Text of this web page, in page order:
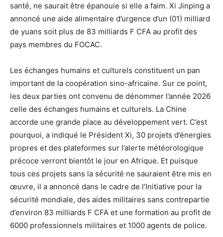
santé, ne saurait être épanouie si elle a faim. Xi Jinping a
annoncé une aide alimentaire d’urgence d’un (01) milliard
de yuans soit plus de 83 milliards F CFA au profit des
pays membres du FOCAC.
Les échanges humains et culturels constituent un pan
important de la coopération sino-africaine. Sur ce point,
les deux parties ont convenu de dénommer l’année 2026
celle des échanges humains et culturels. La Chine
accorde une grande place au développement vert. C’est
pourquoi, a indiqué le Président Xi, 30 projets d’énergies
propres et des plateformes sur l’alerte météorologique
précoce verront bientôt le jour en Afrique. Et puisque
tous ces projets sans la sécurité ne sauraient être mis en
œuvre, il a annoncé dans le cadre de l’Initiative pour la
sécurité mondiale, des aides militaires sans contrepartie
d’environ 83 milliards F CFA et une formation au profit de
6000 professionnels militaires et 1000 agents de police.